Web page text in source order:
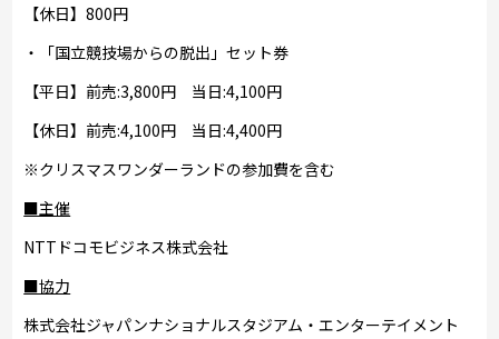
【休日】800円
・「国立競技場からの脱出」セット券
【平日】前売:3,800円 当日:4,100円
【休日】前売:4,100円 当日:4,400円
※クリスマスワンダーランドの参加費を含む
■主催
NTTドコモビジネス株式会社
■協力
株式会社ジャパンナショナルスタジアム・エンターテイメント